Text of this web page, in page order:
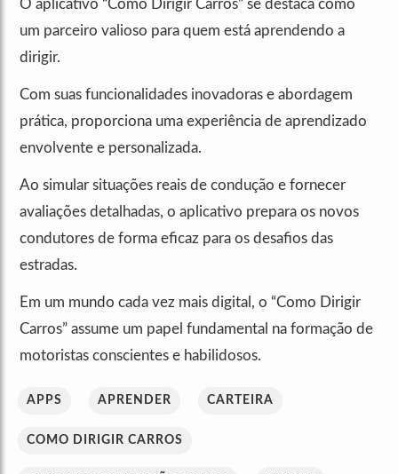
O aplicativo “Como Dirigir Carros” se destaca como
um parceiro valioso para quem está aprendendo a
dirigir.
Com suas funcionalidades inovadoras e abordagem
prática, proporciona uma experiência de aprendizado
envolvente e personalizada.
Ao simular situações reais de condução e fornecer
avaliações detalhadas, o aplicativo prepara os novos
condutores de forma eficaz para os desafios das
estradas.
Em um mundo cada vez mais digital, o “Como Dirigir
Carros” assume um papel fundamental na formação de
motoristas conscientes e habilidosos.
APPS APRENDER CARTEIRA
COMO DIRIGIR CARROS